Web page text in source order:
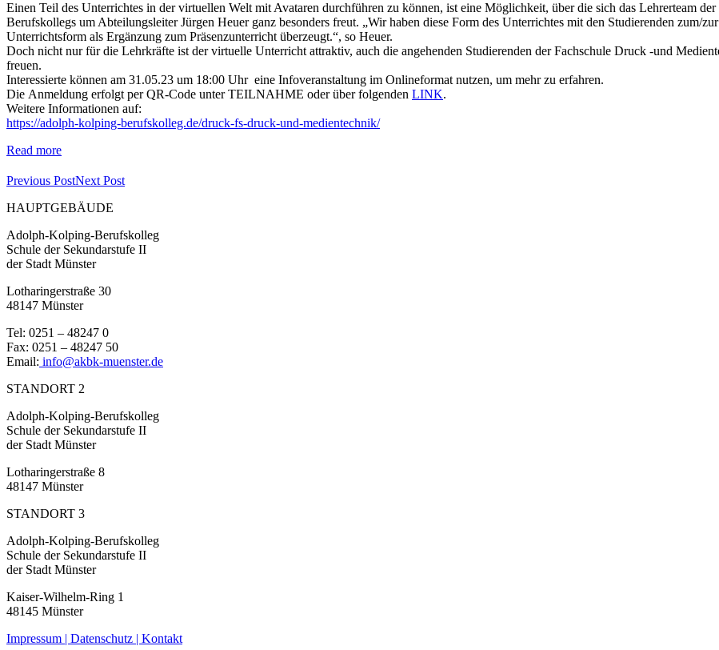
Einen Teil des Unterrichtes in der virtuellen Welt mit Avataren durchführen zu können, ist eine Möglichkeit, über die sich das Lehrerteam
Berufskollegs um Abteilungsleiter Jürgen Heuer ganz besonders freut. „Wir haben diese Form des Unterrichtes mit den Studierenden zum/
Unterrichtsform als Ergänzung zum Präsenzunterricht überzeugt.“, so Heuer.
Doch nicht nur für die Lehrkräfte ist der virtuelle Unterricht attraktiv, auch die angehenden Studierenden der Fachschule Druck -und
freuen.
Interessierte können am 31.05.23 um 18:00 Uhr eine Infoveranstaltung im Onlineformat nutzen, um mehr zu erfahren.
Die Anmeldung erfolgt per QR-Code unter TEILNAHME oder über folgenden LINK.
Weitere Informationen auf:
https://adolph-kolping-berufskolleg.de/druck-fs-druck-und-medientechnik/
Read more
Previous PostNext Post
HAUPTGEBÄUDE
Adolph-Kolping-Berufskolleg
Schule der Sekundarstufe II
der Stadt Münster
Lotharingerstraße 30
48147 Münster
Tel: 0251 – 48247 0
Fax: 0251 – 48247 50
Email: info@akbk-muenster.de
STANDORT 2
Adolph-Kolping-Berufskolleg
Schule der Sekundarstufe II
der Stadt Münster
Lotharingerstraße 8
48147 Münster
STANDORT 3
Adolph-Kolping-Berufskolleg
Schule der Sekundarstufe II
der Stadt Münster
Kaiser-Wilhelm-Ring 1
48145 Münster
Impressum | Datenschutz | Kontakt